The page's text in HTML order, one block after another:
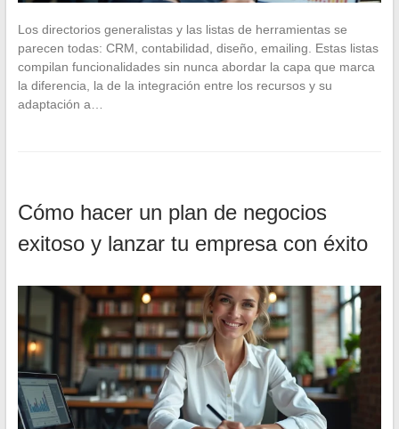
Los directorios generalistas y las listas de herramientas se
parecen todas: CRM, contabilidad, diseño, emailing. Estas listas
compilan funcionalidades sin nunca abordar la capa que marca
la diferencia, la de la integración entre los recursos y su
adaptación a…
Cómo hacer un plan de negocios
exitoso y lanzar tu empresa con éxito